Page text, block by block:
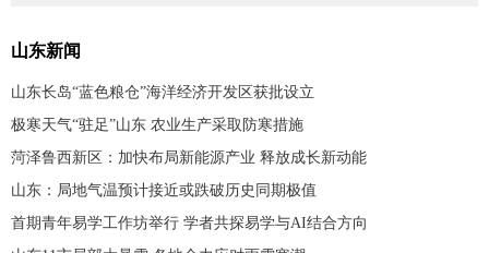
山东新闻
山东长岛“蓝色粮仓”海洋经济开发区获批设立
极寒天气“驻足”山东 农业生产采取防寒措施
菏泽鲁西新区：加快布局新能源产业 释放成长新动能
山东：局地气温预计接近或跌破历史同期极值
首期青年易学工作坊举行 学者共探易学与AI结合方向